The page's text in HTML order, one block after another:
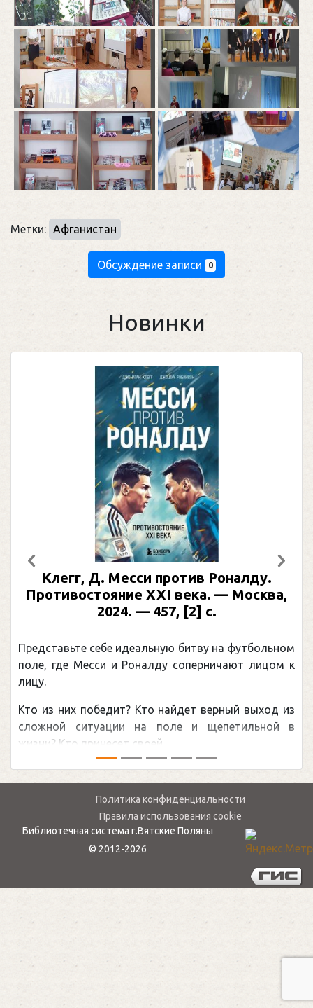
Метки: Афганистан
Обсуждение записи 0
Новинки
Д. Месси против Роналду.
XXI века. — Москва,
2024. — 457, [2] с.
себе идеальную битву на футбольном
где Месси и Роналду соперничают лицом к
них победит? Кто найдет верный выход из
ситуации на поле и щепетильной в
Кто принесет своей ...
Предыдущий
Политика конфиденциальности
Правила использования cookie
Библиотечная система г.Вятские Поляны
© 2012-2026